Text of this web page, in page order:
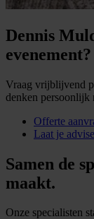
Dennis
evenement?
Vraag vrijblijvend
denken persoonlijk
Offerte
Laat je
Samen de
maakt.
Onze specialisten